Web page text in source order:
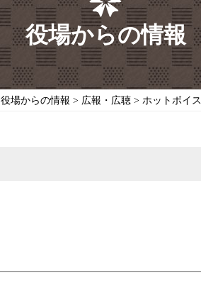
役場からの情報
役場からの情報 > 広報・広聴 > ホットボイス